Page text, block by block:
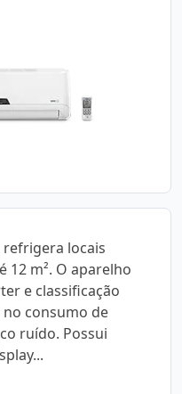
refrigera locais
12 m². O aparelho
e classificação
no consumo de
ruído. Possui